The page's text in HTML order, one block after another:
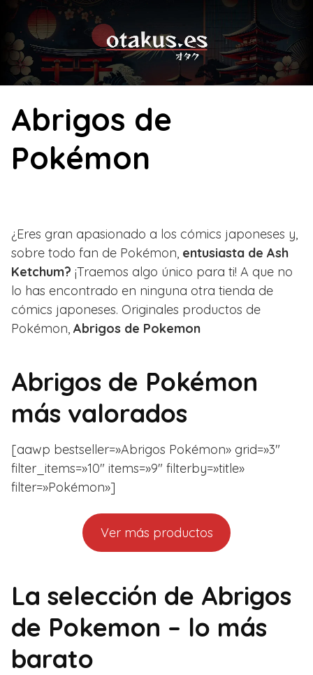
content
Abrigos de
Pokémon
¿Eres gran apasionado a los cómics japoneses y,
sobre todo fan de Pokémon, entusiasta de Ash
Ketchum? ¡Traemos algo único para ti! A que no
lo has encontrado en ninguna otra tienda de
cómics japoneses. Originales productos de
Pokémon, Abrigos de Pokemon
Abrigos de Pokémon
más valorados
[aawp bestseller=»Abrigos Pokémon» grid=»3″
filter_items=»10″ items=»9″ filterby=»title»
filter=»Pokémon»]
Ver más productos
La selección de Abrigos
de Pokemon – lo más
barato